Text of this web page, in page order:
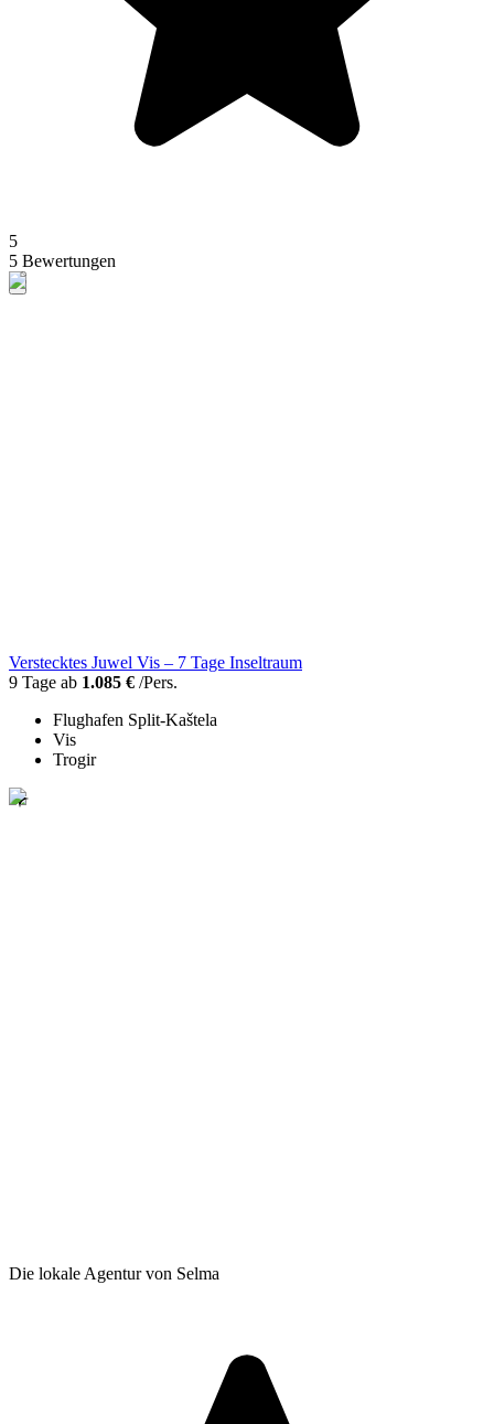
5
5 Bewertungen
Verstecktes Juwel Vis – 7 Tage Inseltraum
9 Tage ab 1.085 € /Pers.
Flughafen Split-Kaštela
Vis
Trogir
Die lokale Agentur von Selma